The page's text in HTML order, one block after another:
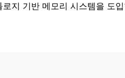
지 기반 메모리 시스템을 도